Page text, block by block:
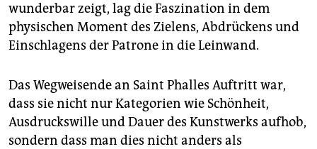
wunderbar zeigt, lag die Faszination in dem
physischen Moment des Zielens, Abdrückens und
Einschlagens der Patrone in die Leinwand.
Das Wegweisende an Saint Phalles Auftritt war,
dass sie nicht nur Kategorien wie Schönheit,
Ausdruckswille und Dauer des Kunstwerks aufhob,
sondern dass man dies nicht anders als